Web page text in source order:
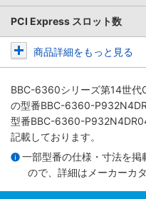
PCI Express スロット数
商品詳細をもっと見る
BBC-6360シリーズ第14世代
の型番BBC-6360-
型番BBC-6360-
記載しております。
一部型番の仕様・寸法を
ので、詳細は メーカーカ